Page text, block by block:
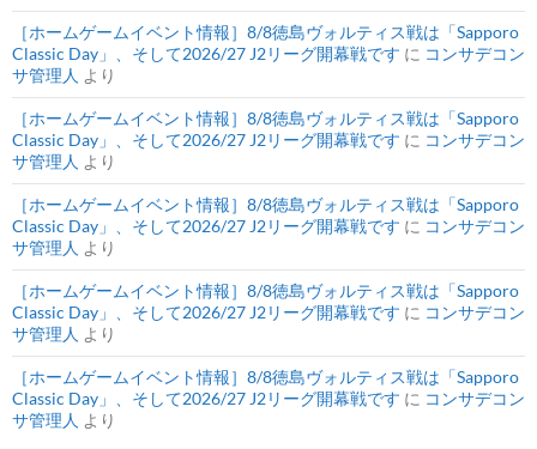
［ホームゲームイベント情報］8/8徳島ヴォルティス戦は「Sapporo
Classic Day」、そして2026/27 J2リーグ開幕戦です に コンサデコン
サ管理人 より
［ホームゲームイベント情報］8/8徳島ヴォルティス戦は「Sapporo
Classic Day」、そして2026/27 J2リーグ開幕戦です に コンサデコン
サ管理人 より
［ホームゲームイベント情報］8/8徳島ヴォルティス戦は「Sapporo
Classic Day」、そして2026/27 J2リーグ開幕戦です に コンサデコン
サ管理人 より
［ホームゲームイベント情報］8/8徳島ヴォルティス戦は「Sapporo
Classic Day」、そして2026/27 J2リーグ開幕戦です に コンサデコン
サ管理人 より
［ホームゲームイベント情報］8/8徳島ヴォルティス戦は「Sapporo
Classic Day」、そして2026/27 J2リーグ開幕戦です に コンサデコン
サ管理人 より